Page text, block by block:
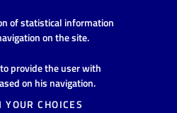
of statistical information
on the site.
provide the user with
on his navigation.
YOUR CHOICES